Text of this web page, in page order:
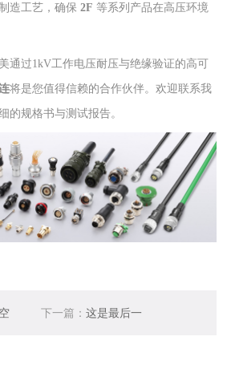
造工艺，确保 2F 等系列产品在高压环境
通过1kV工作电压耐压与绝缘验证的高可
将是您值得信赖的合作伙伴。欢迎联系我
的规格书与测试报告。
下一篇： 这是最后一